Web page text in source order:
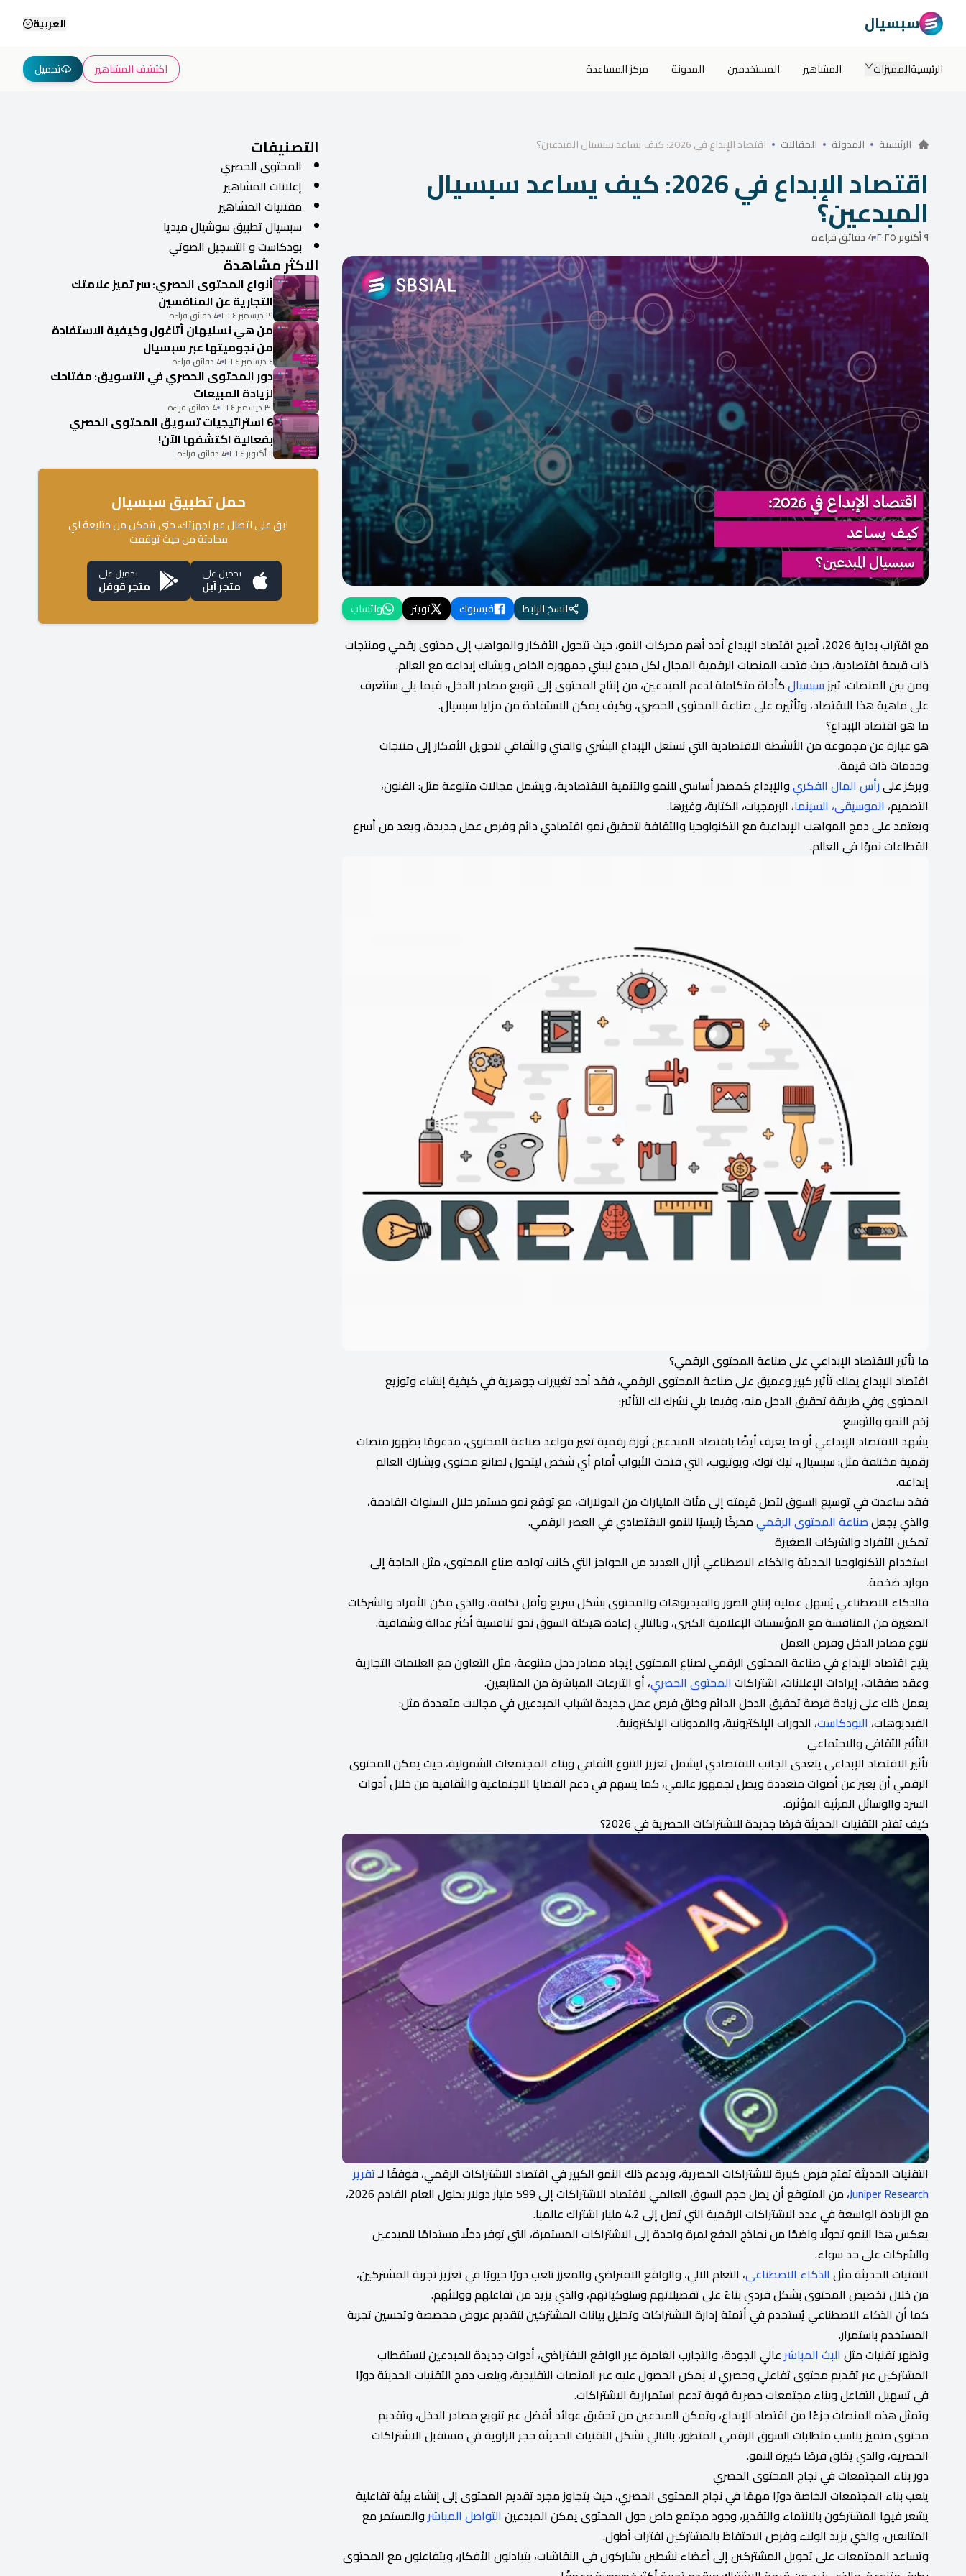
سبسيال العربية
الرئيسيةالمميزات المشاهير المستخدمين المدونة مركز المساعدة اكتشف المشاهير تحميل
الرئيسية المدونة المقالات اقتصاد الإبداع في 2026: كيف يساعد سبسيال المبدعين؟
اقتصاد الإبداع في 2026: كيف يساعد سبسيال
المبدعين؟٩ أكتوبر ٢٠٢٥ 4 دقائق قراءة
انسخ الرابط فيسبوك تويتر واتساب
مع اقتراب بداية 2026، أصبح اقتصاد الإبداع أحد أهم محركات النمو، حيث تتحول الأفكار والمواهب إلى محتوى رقمي ومنتجات
ذات قيمة اقتصادية، حيث فتحت المنصات الرقمية المجال لكل مبدع ليبني جمهوره الخاص ويشاك إبداعه مع العالم.
ومن بين المنصات، تبرزسبسيالكأداة متكاملة لدعم المبدعين، من إنتاج المحتوى إلى تنويع مصادر الدخل، فيما يلي سنتعرف
على ماهية هذا الاقتصاد، وتأثيره على صناعة المحتوى الحصري، وكيف يمكن الاستفادة من مزايا سبسيال.
ما هو اقتصاد الإبداع؟
هو عبارة عن مجموعة من الأنشطة الاقتصادية التي تستغل الإبداع البشري والفني والثقافي لتحويل الأفكار إلى منتجات
وخدمات ذات قيمة.
ويركز علىرأس المال الفكريوالإبداع كمصدر أساسي للنمو والتنمية الاقتصادية، ويشمل مجالات متنوعة مثل: الفنون،
التصميم، الموسيقى، السينما، البرمجيات، الكتابة، وغيرها.
ويعتمد على دمج المواهب الإبداعية مع التكنولوجيا والثقافة لتحقيق نمو اقتصادي دائم وفرص عمل جديدة، ويعد من أسرع
القطاعات نموًا في العالم.
ما تأثير الاقتصاد الإبداعي على صناعة المحتوى الرقمي؟
اقتصاد الإبداع يملك تأثير كبير وعميق على صناعة المحتوى الرقمي، فقد أحد تغييرات جوهرية في كيفية إنشاء وتوزيع
المحتوى وفي طريقة تحقيق الدخل منه، وفيما يلي نشرك لك التأثير:
زخم النمو والتوسع
يشهد الاقتصاد الإبداعي أو ما يعرف أيضًا باقتصاد المبدعين ثورة رقمية تغير قواعد صناعة المحتوى، مدعومًا بظهور منصات
رقمية مختلفة مثل: سبسيال، تيك توك، ويوتيوب، التي فتحت الأبواب أمام أي شخص ليتحول لصانع محتوى ويشارك العالم
إبداعه.
فقد ساعدت في توسيع السوق لتصل قيمته إلى مئات المليارات من الدولارات، مع توقع نمو مستمر خلال السنوات القادمة،
والذي يجعلصناعة المحتوى الرقميمحركًا رئيسيًا للنمو الاقتصادي في العصر الرقمي.
تمكين الأفراد والشركات الصغيرة
استخدام التكنولوجيا الحديثة والذكاء الاصطناعي أزال العديد من الحواجز التي كانت تواجه صناع المحتوى، مثل الحاجة إلى
موارد ضخمة.
فالذكاء الاصطناعي يُسهل عملية إنتاج الصور والفيديوهات والمحتوى بشكل سريع وأقل تكلفة، والذي مكن الأفراد والشركات
الصغيرة من المنافسة مع المؤسسات الإعلامية الكبرى، وبالتالي إعادة هيكلة السوق نحو تنافسية أكثر عدالة وشفافية.
تنوع مصادر الدخل وفرص العمل
يتيح اقتصاد الإبداع في صناعة المحتوى الرقمي لصناع المحتوى إيجاد مصادر دخل متنوعة، مثل التعاون مع العلامات التجارية
وعقد صفقات، إيرادات الإعلانات، اشتراكات المحتوى الحصري، أو التبرعات المباشرة من المتابعين.
يعمل ذلك على زيادة فرصة تحقيق الدخل الدائم وخلق فرص عمل جديدة لشباب المبدعين في مجالات متعددة مثل:
الفيديوهات، البودكاست، الدورات الإلكترونية، والمدونات الإلكترونية.
التأثير الثقافي والاجتماعي
تأثير الاقتصاد الإبداعي يتعدى الجانب الاقتصادي ليشمل تعزيز التنوع الثقافي وبناء المجتمعات الشمولية، حيث يمكن للمحتوى
الرقمي أن يعبر عن أصوات متعددة ويصل لجمهور عالمي، كما يسهم في دعم القضايا الاجتماعية والثقافية من خلال أدوات
السرد والوسائل المرئية المؤثرة.
كيف تفتح التقنيات الحديثة فرصًا جديدة للاشتراكات الحصرية في 2026؟
التقنيات الحديثة تفتح فرص كبيرة للاشتراكات الحصرية، ويدعم ذلك النمو الكبير في اقتصاد الاشتراكات الرقمي، فوفقًا لـتقرير
Juniper Research
، من المتوقع أن يصل حجم السوق العالمي لاقتصاد الاشتراكات إلى 599 مليار دولار بحلول العام القادم 2026،
مع الزيادة الواسعة في عدد الاشتراكات الرقمية التي تصل إلى 4.2 مليار اشتراك عالميا.
يعكس هذا النمو تحولًا واضحًا من نماذج الدفع لمرة واحدة إلى الاشتراكات المستمرة، التي توفر دخلًا مستدامًا للمبدعين
والشركات على حد سواء.
التقنيات الحديثة مثل الذكاء الاصطناعي، التعلم الآلي، والواقع الافتراضي والمعزز تلعب دورًا حيويًا في تعزيز تجربة المشتركين،
من خلال تخصيص المحتوى بشكل فردي بناءً على تفضيلاتهم وسلوكياتهم، والذي يزيد من تفاعلهم وولائهم.
كما أن الذكاء الاصطناعي يُستخدم في أتمتة إدارة الاشتراكات وتحليل بيانات المشتركين لتقديم عروض مخصصة وتحسين تجربة
المستخدم باستمرار.
وتظهر تقنيات مثل البث المباشرعالي الجودة، والتجارب الغامرة عبر الواقع الافتراضي، أدوات جديدة للمبدعين لاستقطاب
المشتركين عبر تقديم محتوى تفاعلي وحصري لا يمكن الحصول عليه عبر المنصات التقليدية، ويلعب دمج التقنيات الحديثة دورًا
في تسهيل التفاعل وبناء مجتمعات حصرية قوية تدعم استمرارية الاشتراكات.
وتمثل هذه المنصات جزءًا من اقتصاد الإبداع، وتمكن المبدعين من تحقيق عوائد أفضل عبر تنويع مصادر الدخل، وتقديم
محتوى متميز يناسب متطلبات السوق الرقمي المتطور، بالتالي تشكل التقنيات الحديثة حجر الزاوية في مستقبل الاشتراكات
الحصرية، والذي يخلق فرصًا كبيرة للنمو.
دور بناء المجتمعات في نجاح المحتوى الحصري
يلعب بناء المجتمعات الخاصة دورًا مهمًا في نجاح المحتوى الحصري، حيث يتجاوز مجرد تقديم المحتوى إلى إنشاء بيئة تفاعلية
يشعر فيها المشتركون بالانتماء والتقدير، وجود مجتمع خاص حول المحتوى يمكن المبدعين التواصل المباشروالمستمر مع
المتابعين، والذي يزيد الولاء وفرص الاحتفاظ بالمشتركين لفترات أطول.
وتساعد المجتمعات على تحويل المشتركين إلى أعضاء نشطين يشاركون في النقاشات، يتبادلون الأفكار، ويتفاعلون مع المحتوى
التصنيفات
المحتوى الحصري
إعلانات المشاهير
مقتنيات المشاهير
سبسيال تطبيق سوشيال ميديا
بودكاست و التسجيل الصوتي
الاكثر مشاهدة
أنواع المحتوى الحصري: سر تميز علامتك
التجارية عن المنافسين
١٩ ديسمبر ٢٠٢٤ 4 دقائق قراءة
من هي نسليهان أتاغول وكيفية الاستفادة
من نجوميتها عبر سبسيال
٤ ديسمبر ٢٠٢٤ 4 دقائق قراءة
دور المحتوى الحصري في التسويق: مفتاحك
لزيادة المبيعات
٣٠ ديسمبر ٢٠٢٤ 4 دقائق قراءة
6 استراتيجيات تسويق المحتوى الحصري
بفعالية اكتشفها الآن!
١١ أكتوبر ٢٠٢٤ 4 دقائق قراءة
حمل تطبيق سبسيال
ابق على اتصال عبر اجهزتك، حتى تتمكن من متابعة اي
محادثة من حيث توقفت
تحميل على
متجر آبل
تحميل على
متجر قوقل